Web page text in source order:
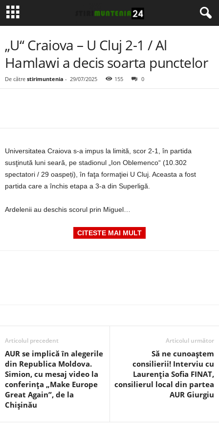
„U“ Craiova – U Cluj 2-1 / Al
Hamlawi a decis soarta punctelor
De către stirimuntenia - 29/07/2025 155 0
Universitatea Craiova s-a impus la limită, scor 2-1, în partida
susţinută luni seară, pe stadionul „Ion Oblemenco“ (10.302
spectatori / 29 oaspeți), în faţa formaţiei U Cluj. Aceasta a fost
partida care a închis etapa a 3-a din Superligă.
Ardelenii au deschis scorul prin Miguel…
CITESTE MAI MULT
Articolul precedent
AUR se implică în alegerile
din Republica Moldova.
Simion, cu mesaj video la
conferința „Make Europe
Great Again”, de la
Chișinău
Articolul următor
Să ne cunoaștem
consilierii! Interviu cu
Laurenția Sofia FINAT,
consilierul local din partea
AUR Giurgiu